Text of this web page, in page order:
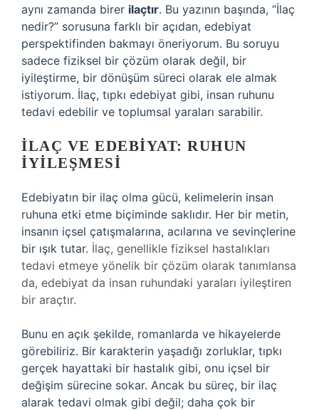
aynı zamanda birer ilaçtır. Bu yazının başında, “İlaç
nedir?” sorusuna farklı bir açıdan, edebiyat
perspektifinden bakmayı öneriyorum. Bu soruyu
sadece fiziksel bir çözüm olarak değil, bir
iyileştirme, bir dönüşüm süreci olarak ele almak
istiyorum. İlaç, tıpkı edebiyat gibi, insan ruhunu
tedavi edebilir ve toplumsal yaraları sarabilir.
İLAÇ VE EDEBIYAT: RUHUN
İYILEŞMESI
Edebiyatın bir ilaç olma gücü, kelimelerin insan
ruhuna etki etme biçiminde saklıdır. Her bir metin,
insanın içsel çatışmalarına, acılarına ve sevinçlerine
bir ışık tutar. İlaç, genellikle fiziksel hastalıkları
tedavi etmeye yönelik bir çözüm olarak tanımlansa
da, edebiyat da insan ruhundaki yaraları iyileştiren
bir araçtır.
Bunu en açık şekilde, romanlarda ve hikayelerde
görebiliriz. Bir karakterin yaşadığı zorluklar, tıpkı
gerçek hayattaki bir hastalık gibi, onu içsel bir
değişim sürecine sokar. Ancak bu süreç, bir ilaç
alarak tedavi olmak gibi değil; daha çok bir